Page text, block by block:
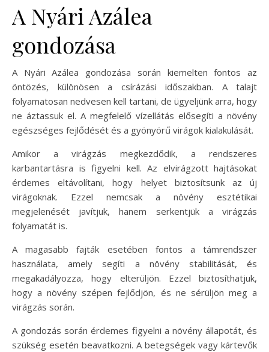
A Nyári Azálea
gondozása
A Nyári Azálea gondozása során kiemelten fontos az
öntözés, különösen a csírázási időszakban. A talajt
folyamatosan nedvesen kell tartani, de ügyeljünk arra, hogy
ne áztassuk el. A megfelelő vízellátás elősegíti a növény
egészséges fejlődését és a gyönyörű virágok kialakulását.
Amikor a virágzás megkezdődik, a rendszeres
karbantartásra is figyelni kell. Az elvirágzott hajtásokat
érdemes eltávolítani, hogy helyet biztosítsunk az új
virágoknak. Ezzel nemcsak a növény esztétikai
megjelenését javítjuk, hanem serkentjük a virágzás
folyamatát is.
A magasabb fajták esetében fontos a támrendszer
használata, amely segíti a növény stabilitását, és
megakadályozza, hogy elterüljön. Ezzel biztosíthatjuk,
hogy a növény szépen fejlődjön, és ne sérüljön meg a
virágzás során.
A gondozás során érdemes figyelni a növény állapotát, és
szükség esetén beavatkozni. A betegségek vagy kártevők